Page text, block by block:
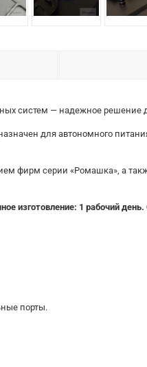
систем — надежное решение
для автономного
фирм серии «Ромашка», а
изготовление: 1 рабочий день.
порты.